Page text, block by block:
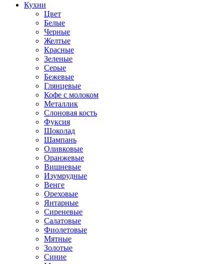
Кухни
Цвет
Белые
Черные
Желтые
Красные
Зеленые
Серые
Бежевые
Глянцевые
Кофе с молоком
Металлик
Слоновая кость
Фуксия
Шоколад
Шампань
Оливковые
Оранжевые
Вишневые
Изумрудные
Венге
Ореховые
Янтарные
Сиреневые
Салатовые
Фиолетовые
Мятные
Золотые
Синие